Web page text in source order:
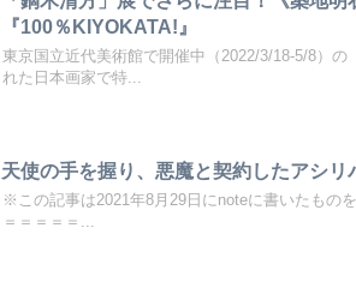
『100％KIYOKATA!』
東京国立近代美術館で開催中（2022/3/18-5/8）
れた日本画家で特...
天使の手を握り、悪魔と契約したアシ
※この記事は2021年8月29日にnoteに書いたものを再掲しています。 ＝
＝＝＝＝＝...